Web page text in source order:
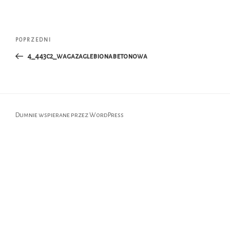
Poprzedni
wpis
POPRZEDNI
4_443c2_wagazaglebionabetonowa
Dumnie wspierane przez WordPress